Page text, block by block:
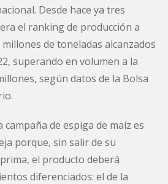
Desde hace ya tres
el ranking de producción a
de toneladas alcanzados
superando en volumen a la
según datos de la Bolsa
de espiga de maíz es
porque, sin salir de su
el producto deberá
diferenciados: el de la